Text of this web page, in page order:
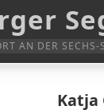
AN DER
Katja